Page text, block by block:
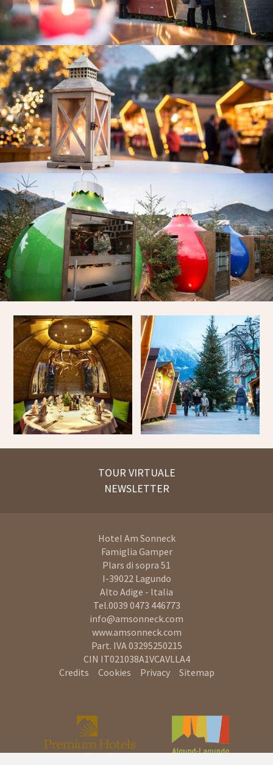
TOUR VIRTUALE
NEWSLETTER
Hotel Am Sonneck
Famiglia Gamper
Plars di sopra 51
I-39022 Lagundo
Alto Adige - Italia
Tel.0039 0473 446773
info@amsonneck.com
www.amsonneck.com
Part. IVA 03295250215
CIN IT021038A1VCAVLLA4
Credits
Cookies Privacy Sitemap